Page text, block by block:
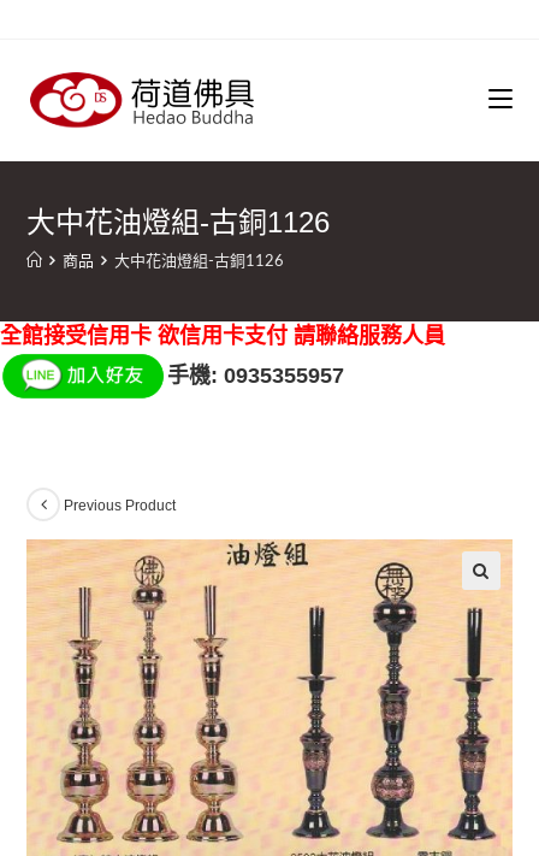
大中花油燈組-古銅1126
商品 大中花油燈組-古銅1126
全館接受信用卡 欲信用卡支付 請聯絡服務人員
手機: 0935355957
Previous Product
🔍